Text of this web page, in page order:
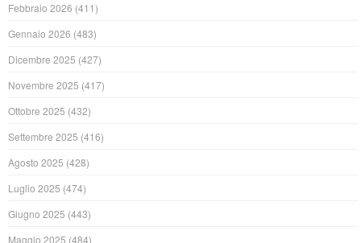
Febbraio 2026 (411)
Gennaio 2026 (483)
Dicembre 2025 (427)
Novembre 2025 (417)
Ottobre 2025 (432)
Settembre 2025 (416)
Agosto 2025 (428)
Luglio 2025 (474)
Giugno 2025 (443)
Maggio 2025 (484)